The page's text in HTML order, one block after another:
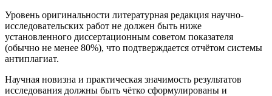
Уровень оригинальности литературная редакция научно-
исследовательских работ не должен быть ниже
установленного диссертационным советом показателя
(обычно не менее 80%), что подтверждается отчётом системы
антиплагиат.
Научная новизна и практическая значимость результатов
исследования должны быть чётко сформулированы и